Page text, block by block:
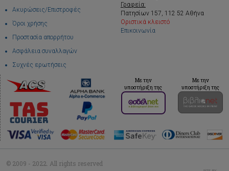
Ακυρώσεις/Επιστροφές
Όροι χρήσης
Προστασία απορρήτου
Ασφάλεια συναλλαγών
Συχνές ερωτήσεις
Γραφεία:
Πατησίων 157, 112 52 Αθήνα
Οριστικά κλειστό
Επικοινωνία
Με την
υποστήριξη της
Με την
υποστήριξη της
© 2009 - 2022. All rights reserved